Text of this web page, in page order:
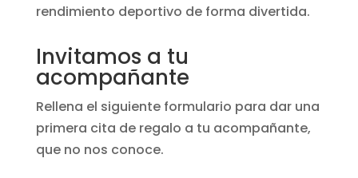
rendimiento deportivo de forma divertida.
Invitamos a tu
acompañante
Rellena el siguiente formulario para dar una
primera cita de regalo a tu acompañante,
que no nos conoce.